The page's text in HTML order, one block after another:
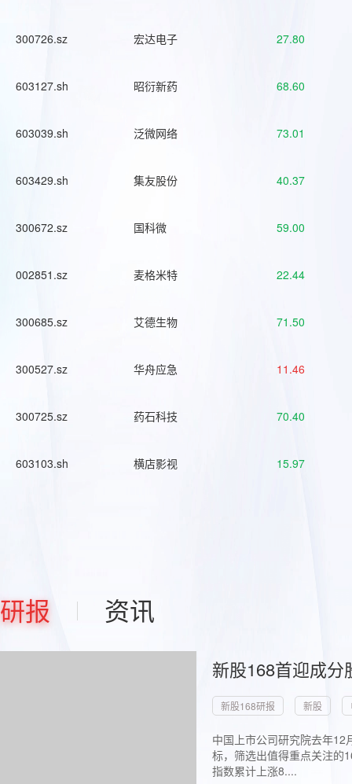
300726.sz 宏达电子 27.80
603127.sh 昭衍新药 68.60
603039.sh 泛微网络 73.01
603429.sh 集友股份 40.37
300672.sz 国科微 59.00
002851.sz 麦格米特 22.44
300685.sz 艾德生物 71.50
300527.sz 华舟应急 11.46
300725.sz 药石科技 70.40
603103.sh 横店影视 15.97
研报 资讯
新股168首迎成
新股168研报 新股
中国上市公司研究院去年
标，筛选出值得重点关注的
指数累计上涨8....